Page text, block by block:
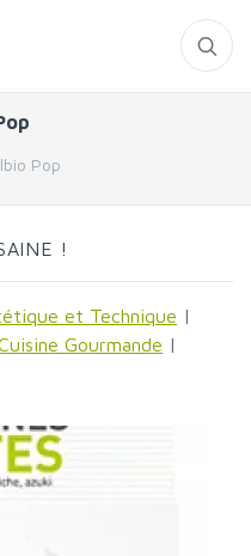
Pop
!
et Technique |
Gourmande |